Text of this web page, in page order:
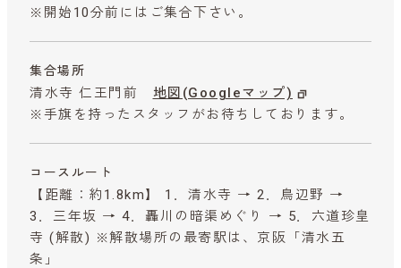
※開始10分前にはご集合下さい。
集合場所
清水寺 仁王門前 地図(Googleマップ)
※手旗を持ったスタッフがお待ちしております。
コースルート
【距離：約1.8km】 1．清水寺 → 2．鳥辺野 →
3．三年坂 → 4．轟川の暗渠めぐり → 5．六道珍皇
寺 (解散) ※解散場所の最寄駅は、京阪「清水五
条」